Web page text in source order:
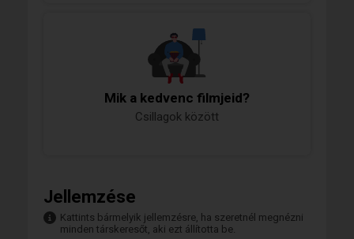
Mik a kedvenc filmjeid?
Csillagok között
Jellemzése
Kattints bármelyik jellemzésre, ha szeretnél megnézni
minden társkeresőt, aki ezt állította be.